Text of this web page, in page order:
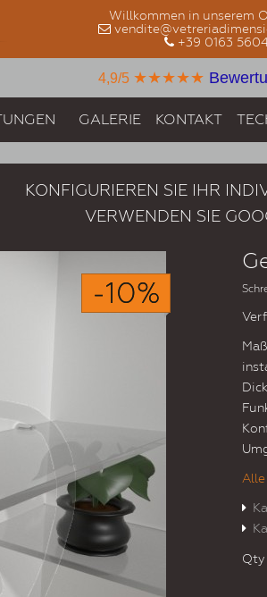
Willkommen in unserem
+39 0163
4,9/5 ★★★★★
GALERIE KONTAKT
KONFIGURIEREN SIE IHR
VERWENDEN SIE
-10%
Qty